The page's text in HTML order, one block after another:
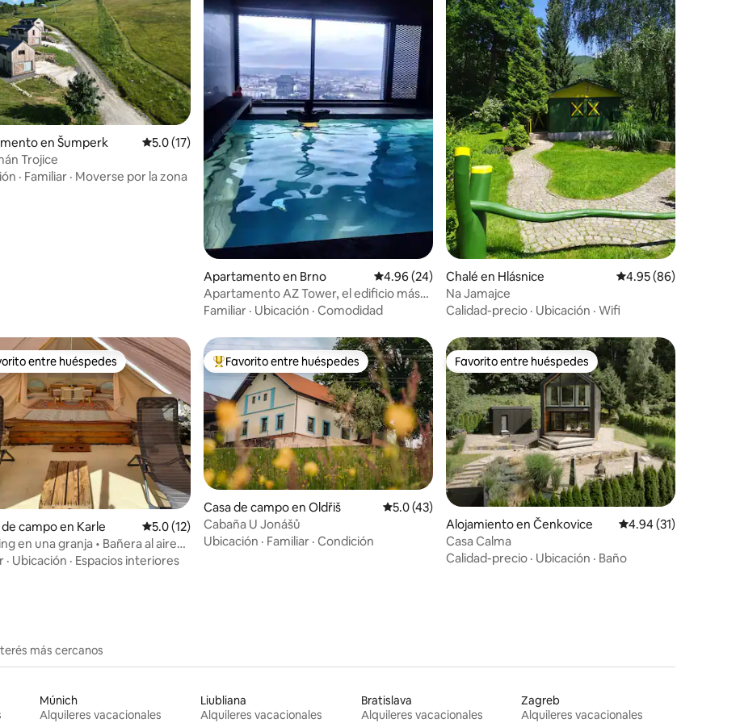
4.97 de 5, 61 reseñas
en Šumperk Calificación promedio: 5.0 de 5, 17 reseñas
5.0 (17)
Trojice
· Familiar · Moverse por la zona
Apartamento en Brno Calificación promedio: 4.96 de 5, 24 reseñas
4.96 (24)
Apartamento AZ Tower, el edificio más
alto de CZ
Familiar · Ubicación · Comodidad
Chalé en Hlásnice Calificación
4.95 (86)
Na Jamajce
Calidad-precio · Ubicación · Wifi
5.0 de 5, 14 reseñas
entre huéspedes preferido
entre huéspedes
campo en Karle Calificación promedio: 5.0 de 5, 12 reseñas
5.0 (12)
en una granja • Bañera al aire
· Ubicación · Espacios interiores
Favorito entre huéspedes preferido
Favorito entre huéspedes
Casa de campo en Oldřiš Calificación promedio: 5.0 de 5, 43 reseñas
5.0 (43)
Cabaña U Jonášů
Ubicación · Familiar · Condición
Favorito entre huéspedes
Favorito entre huéspedes
Alojamiento en Čenkovice Calificación
4.94 (31)
Casa Calma
Calidad-precio · Ubicación · Baño
más cercanos
Múnich
Alquileres vacacionales
Liubliana
Alquileres vacacionales
Bratislava
Alquileres vacacionales
Zagreb
Alquileres vacacionales